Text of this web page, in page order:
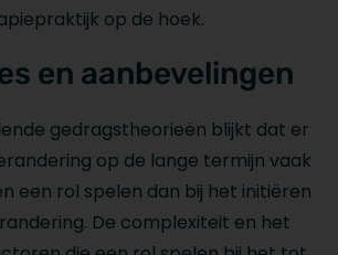
op de hoek.
en aanbevelingen
gedragstheorieën blijkt dat er
op de lange termijn vaak
een rol spelen dan bij het initiëren
De complexiteit en het